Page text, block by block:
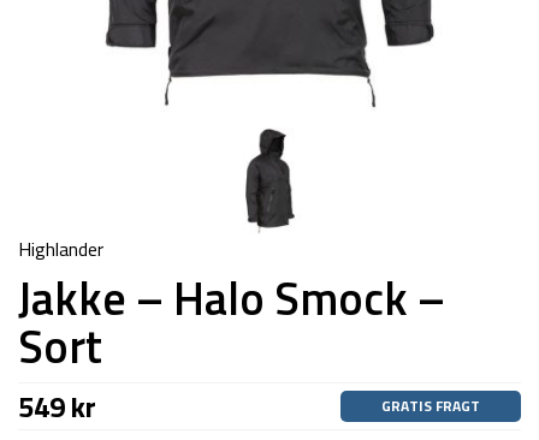
Highlander
Jakke – Halo Smock –
Sort
549kr GRATIS FRAGT